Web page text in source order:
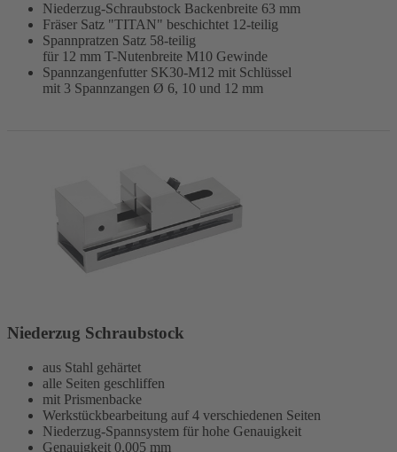
Niederzug-Schraubstock Backenbreite 63 mm
Fräser Satz "TITAN" beschichtet 12-teilig
Spannpratzen Satz 58-teilig
für 12 mm T-Nutenbreite M10 Gewinde
Spannzangenfutter SK30-M12 mit Schlüssel
mit 3 Spannzangen Ø 6, 10 und 12 mm
Niederzug Schraubstock
aus Stahl gehärtet
alle Seiten geschliffen
mit Prismenbacke
Werkstückbearbeitung auf 4 verschiedenen Seiten
Niederzug-Spannsystem für hohe Genauigkeit
Genauigkeit 0,005 mm